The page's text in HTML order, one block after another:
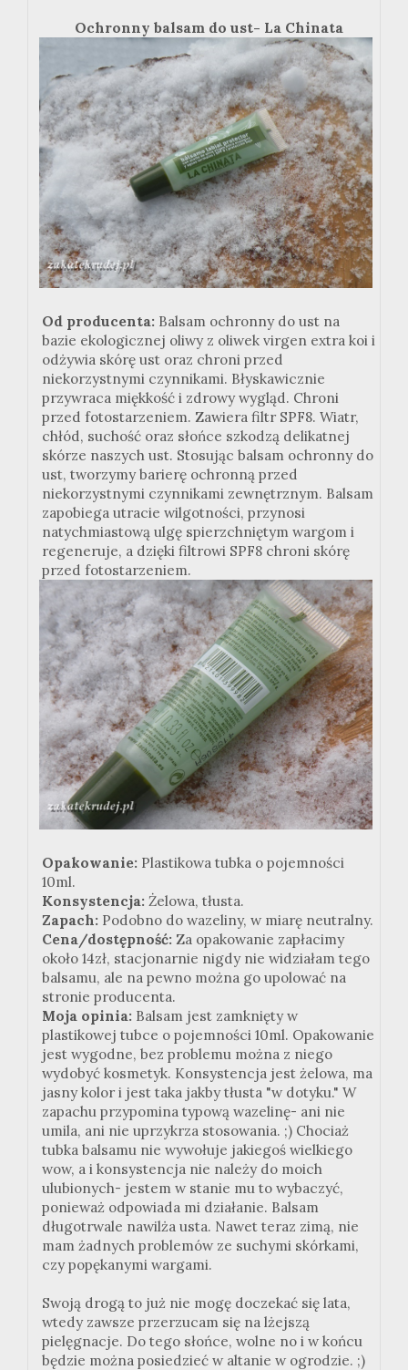
Ochronny balsam do ust- La Chinata
Od producenta: Balsam ochronny do ust na
bazie ekologicznej oliwy z oliwek virgen extra koi i
odżywia skórę ust oraz chroni przed
niekorzystnymi czynnikami. Błyskawicznie
przywraca miękkość i zdrowy wygląd. Chroni
przed fotostarzeniem. Zawiera filtr SPF8. Wiatr,
chłód, suchość oraz słońce szkodzą delikatnej
skórze naszych ust. Stosując balsam ochronny do
ust, tworzymy barierę ochronną przed
niekorzystnymi czynnikami zewnętrznym. Balsam
zapobiega utracie wilgotności, przynosi
natychmiastową ulgę spierzchniętym wargom i
regeneruje, a dzięki filtrowi SPF8 chroni skórę
przed fotostarzeniem.
Opakowanie: Plastikowa tubka o pojemności
10ml.
Konsystencja: Żelowa, tłusta.
Zapach: Podobno do wazeliny, w miarę neutralny.
Cena/dostępność: Za opakowanie zapłacimy
około 14zł, stacjonarnie nigdy nie widziałam tego
balsamu, ale na pewno można go upolować na
stronie producenta.
Moja opinia: Balsam jest zamknięty w
plastikowej tubce o pojemności 10ml. Opakowanie
jest wygodne, bez problemu można z niego
wydobyć kosmetyk. Konsystencja jest żelowa, ma
jasny kolor i jest taka jakby tłusta "w dotyku." W
zapachu przypomina typową wazelinę- ani nie
umila, ani nie uprzykrza stosowania. ;) Chociaż
tubka balsamu nie wywołuje jakiegoś wielkiego
wow, a i konsystencja nie należy do moich
ulubionych- jestem w stanie mu to wybaczyć,
ponieważ odpowiada mi działanie. Balsam
długotrwale nawilża usta. Nawet teraz zimą, nie
mam żadnych problemów ze suchymi skórkami,
czy popękanymi wargami.
Swoją drogą to już nie mogę doczekać się lata,
wtedy zawsze przerzucam się na lżejszą
pielęgnacje. Do tego słońce, wolne no i w końcu
będzie można posiedzieć w altanie w ogrodzie. ;)